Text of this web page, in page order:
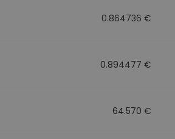
0.864736 €
0.894477 €
64.570 €